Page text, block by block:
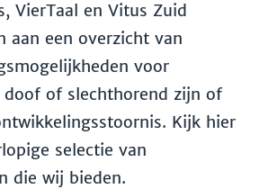
VierTaal en Vitus Zuid
aan een overzicht van
voor
doof of slechthorend zijn of
Kijk hier
selectie van
die wij bieden.